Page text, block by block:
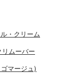
・クリーム
リムーバー
マージュ)